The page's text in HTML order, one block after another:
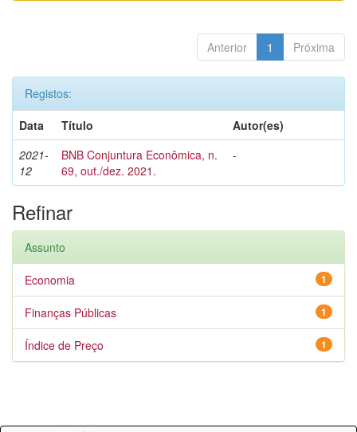
Anterior 1 Próxima
Registos:
Data
Título
Autor(es)
2021-
12
BNB Conjuntura Econômica, n.
69, out./dez. 2021.
-
Refinar
Assunto
1
Economia
1
Finanças Públicas
1
Índice de Preço